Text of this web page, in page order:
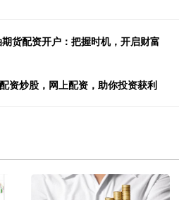
货配资开户：把握时机，开启财富
资炒股，网上配资，助你投资获利